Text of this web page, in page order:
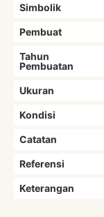
Simbolik
Pembuat
Tahun
Pembuatan
Ukuran
Kondisi
Catatan
Referensi
Keterangan